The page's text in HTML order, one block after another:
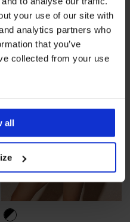
your use of our site with
analytics partners who
that you’ve
collected from your use
all